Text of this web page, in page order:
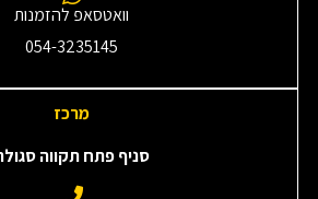
וואטסאפ להזמנות
054-3235145‎
מרכז
סניף פתח תקווה